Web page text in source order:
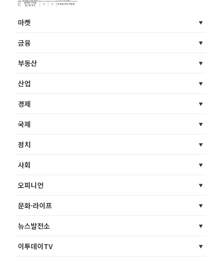
마켓
금융
부동산
산업
경제
국제
정치
사회
오피니언
문화·라이프
뉴스발전소
이투데이TV